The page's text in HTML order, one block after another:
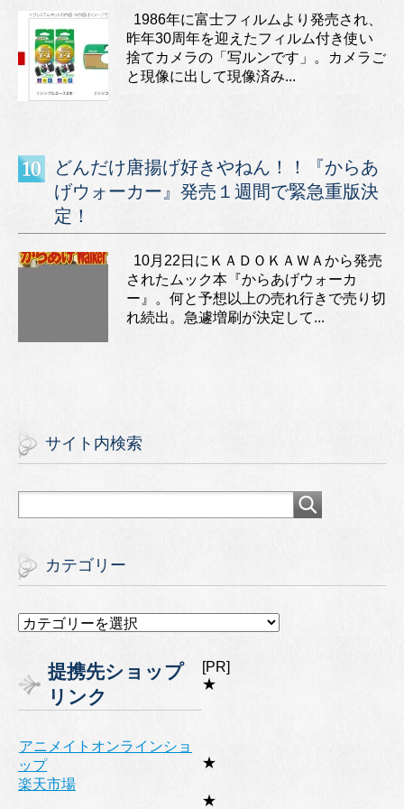
1986年に富士フィルムより発売され、
昨年30周年を迎えたフィルム付き使い
捨てカメラの「写ルンです」。カメラご
と現像に出して現像済み...
どんだけ唐揚げ好きやねん！！『からあ
げウォーカー』発売１週間で緊急重版決
定！
10月22日にＫＡＤＯＫＡＷＡから発売
されたムック本『からあげウォーカ
ー』。何と予想以上の売れ行きで売り切
れ続出。急遽増刷が決定して...
サイト内検索
カテゴリー
カ
リ
ー
提携先ショップ
リンク
[PR]
★
アニメイトオンラインショ
ップ
★
楽天市場
★